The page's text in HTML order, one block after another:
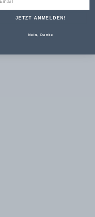
JETZT ANMELDEN!
Nein, Danke